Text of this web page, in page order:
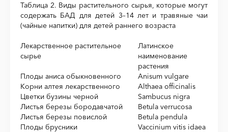
Таблица 2. Виды растительного сырья, которые могут
содержать БАД для детей 3–14 лет и травяные чаи
(чайные напитки) для детей раннего возраста
Лекарственное растительное
сырье
Латинское
наименование
растения
Плоды аниса обыкновенного
Anisum vulgare
Корни алтея лекарственного
Althaea officinalis
Цветки бузины черной
Sambucus nigra
Листья березы бородавчатой
Betula verrucosa
Листья березы повислой
Betula pendula
Плоды брусники
Vaccinium vitis idaea